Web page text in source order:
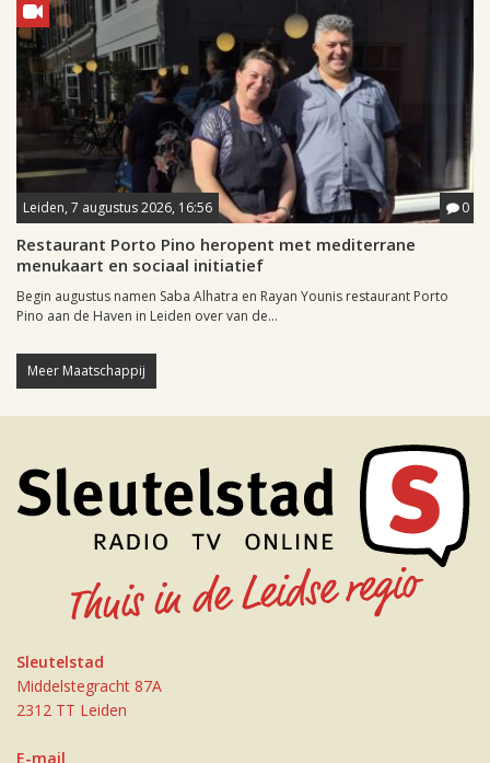
Leiden, 7 augustus 2026, 16:56 0
Restaurant Porto Pino heropent met mediterrane
menukaart en sociaal initiatief
Begin augustus namen Saba Alhatra en Rayan Younis restaurant Porto
Pino aan de Haven in Leiden over van de...
Meer Maatschappij
Sleutelstad
Middelstegracht 87A
2312 TT Leiden
E-mail